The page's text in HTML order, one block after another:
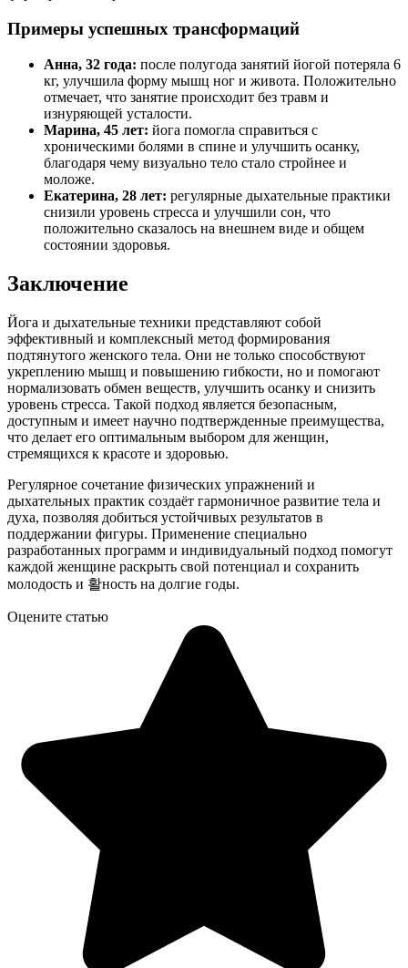
Примеры успешных трансформаций
Анна, 32 года: после полугода занятий йогой потеряла 6
кг, улучшила форму мышц ног и живота. Положительно
отмечает, что занятие происходит без травм и
изнуряющей усталости.
Марина, 45 лет: йога помогла справиться с
хроническими болями в спине и улучшить осанку,
благодаря чему визуально тело стало стройнее и
моложе.
Екатерина, 28 лет: регулярные дыхательные практики
снизили уровень стресса и улучшили сон, что
положительно сказалось на внешнем виде и общем
состоянии здоровья.
Заключение
Йога и дыхательные техники представляют собой
эффективный и комплексный метод формирования
подтянутого женского тела. Они не только способствуют
укреплению мышц и повышению гибкости, но и помогают
нормализовать обмен веществ, улучшить осанку и снизить
уровень стресса. Такой подход является безопасным,
доступным и имеет научно подтвержденные преимущества,
что делает его оптимальным выбором для женщин,
стремящихся к красоте и здоровью.
Регулярное сочетание физических упражнений и
дыхательных практик создаёт гармоничное развитие тела и
духа, позволяя добиться устойчивых результатов в
поддержании фигуры. Применение специально
разработанных программ и индивидуальный подход помогут
каждой женщине раскрыть свой потенциал и сохранить
молодость и 활ность на долгие годы.
Оцените статью